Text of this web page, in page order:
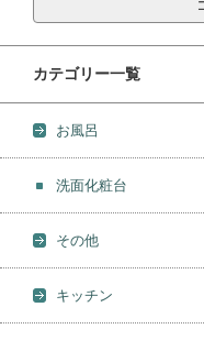
カテゴリー一覧
お風呂
洗面化粧台
その他
キッチン